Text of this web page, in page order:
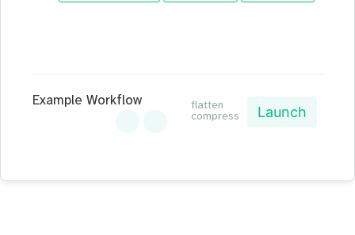
Example Workflow
flatten
compress
Launch